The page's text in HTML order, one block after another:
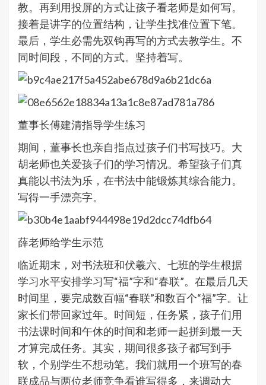
教。再到用投屏的方式让孩子看老师是如何写。
接着是讲字的位置结构，让学生找准位置下笔。
最后，学生必需先双钩再写的方式去教学生。不
同时间段，不同的方式。坚持着写。
董事长傅建清指导学生练习
期间，董事长也亲自指点过孩子们书写技巧。大
胡老师也关爱孩子们的学习情况。希望孩子们真
真能以书法为乐，在书法中能锻炼其综合能力。
写得一手漂亮字。
薛老师给学生示范
临近期末，对书法班和伏羲六、七班的学生根据
学习水平安排学习写“福”字和“春联”。在最后几天
时间里，要完成数百幅“春联”和数百个“福”字。让
家长们带回家过年。时间短，任务紧，孩子们用
书法课时间和午休的时间和老师一起拼到最一天
才算完成任务。其实，期间很多孩子都写到手
软，个别学生不想动笔。我们就用一个班写的春
联成品与两位老师竞争看谁写得多，来调动大